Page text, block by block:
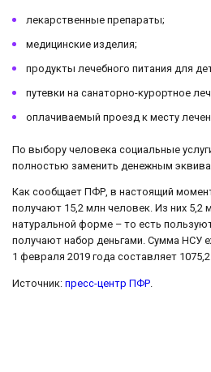
лекарственные препараты;
медицинские изделия;
продукты лечебного питания для
путевки на санаторно-курортное
оплачиваемый проезд к месту
По выбору человека социальные
полностью заменить денежным
Как сообщает ПФР, в настоящий
получают 15,2 млн человек. Из них 5,2
натуральной форме – то есть
получают набор деньгами. Сумма НСУ
1 февраля 2019 года составляет
Источник: пресс-центр ПФР.